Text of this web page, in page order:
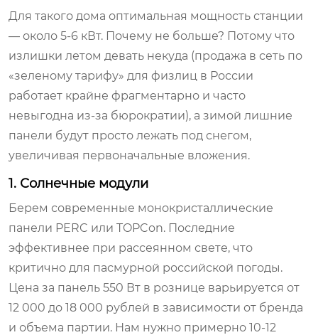
Для такого дома оптимальная мощность станции
— около 5-6 кВт. Почему не больше? Потому что
излишки летом девать некуда (продажа в сеть по
«зеленому тарифу» для физлиц в России
работает крайне фрагментарно и часто
невыгодна из-за бюрократии), а зимой лишние
панели будут просто лежать под снегом,
увеличивая первоначальные вложения.
1. Солнечные модули
Берем современные монокристаллические
панели PERC или TOPCon. Последние
эффективнее при рассеянном свете, что
критично для пасмурной российской погоды.
Цена за панель 550 Вт в рознице варьируется от
12 000 до 18 000 рублей в зависимости от бренда
и объема партии. Нам нужно примерно 10-12